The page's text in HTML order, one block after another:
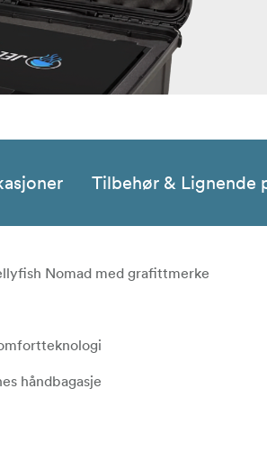
Tilbehør & Lignende
Nomad med grafittmerke
håndbagasje